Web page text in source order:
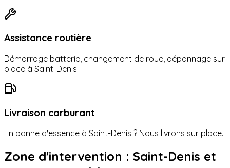
Assistance routière
Démarrage batterie, changement de roue, dépannage sur
place à Saint-Denis.
Livraison carburant
En panne d'essence à Saint-Denis ? Nous livrons sur place.
Zone d'intervention : Saint-Denis et